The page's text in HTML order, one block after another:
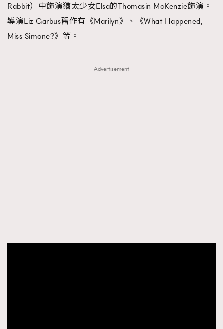
Rabbit）中飾演猶太少女Elsa的Thomasin McKenzie飾演。
導演Liz Garbus舊作有《Marilyn》、《What Happened,
Miss Simone?》等。
Advertisement